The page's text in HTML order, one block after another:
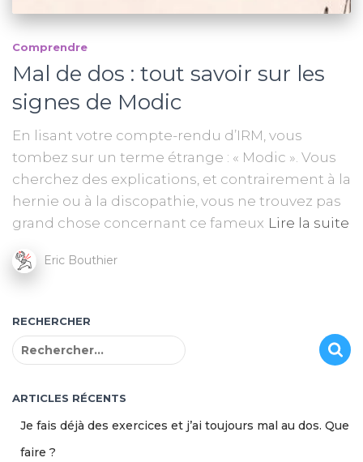
Comprendre
Mal de dos : tout savoir sur les
signes de Modic
En lisant votre compte-rendu d’IRM, vous
tombez sur un terme étrange : « Modic ». Vous
cherchez des explications, et contrairement à la
hernie ou à la discopathie, vous ne trouvez pas
grand chose concernant ce fameux Lire la suite
Eric Bouthier
RECHERCHER
R
h
ARTICLES RÉCENTS
Je fais déjà des exercices et j’ai toujours mal au dos. Que
faire ?